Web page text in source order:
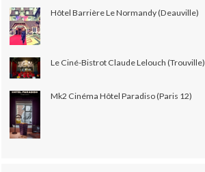
Hôtel Barrière Le Normandy (Deauville)
Le Ciné-Bistrot Claude Lelouch (Trouville)
Mk2 Cinéma Hôtel Paradiso (Paris 12)